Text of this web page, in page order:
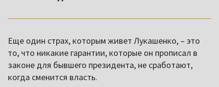
Еще один страх, которым живет Лукашенко, – это
то, что никакие гарантии, которые он прописал в
законе для бывшего президента, не сработают,
когда сменится власть.